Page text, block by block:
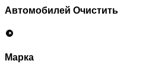
Автомобилей Очистить
Марка